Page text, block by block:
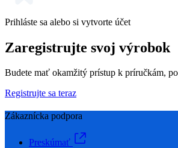
Prihláste sa alebo si vytvorte účet
Zaregistrujte svoj výrobok
Budete mať okamžitý prístup k príručkám,
Registrujte sa teraz
Zákaznícka podpora
Preskúmať